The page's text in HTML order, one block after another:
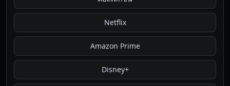
Netflix
Amazon Prime
Disney+